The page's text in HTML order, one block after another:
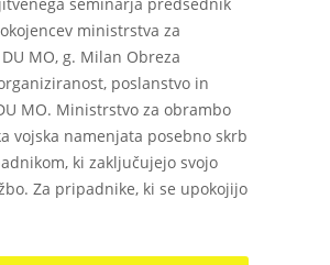
ministrstva za
MO, g. Milan Obreza
poslanstvo in
MO. Ministrstvo za obrambo
vojska namenjata posebno skrb
ki zaključujejo svojo
Za pripadnike, ki se upokojijo